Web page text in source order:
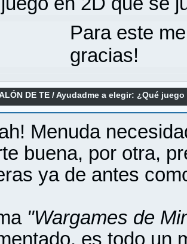
Para este
gracias!
DE TE /Ayudadme a elegir: ¿Qué
Underworlds: Embergard o
Menuda
buena, por otra,
ya de antes
"Wargames de
es todo un